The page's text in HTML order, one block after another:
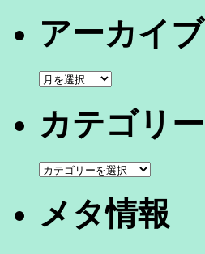
アーカイブ
ア
イ
カテゴリー
カ
リ
メタ情報